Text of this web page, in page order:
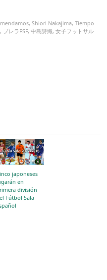
,Shiori Nakajima,Tiempo
, ブレラFSF,中島詩織,女子フットサル
japoneses
en
división
Fútbol Sala